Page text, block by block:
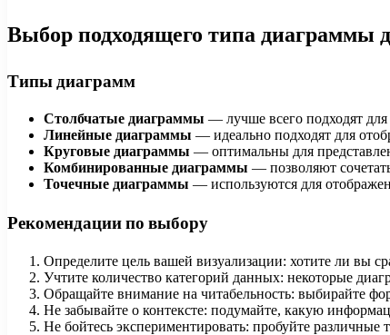
Выбор подходящего типа диаграммы
Типы диаграмм
Столбчатые диаграммы — лучше всего подходят
Линейные диаграммы — идеально подходят для
Круговые диаграммы — оптимальны для
Комбинированные диаграммы — позволяют
Точечные диаграммы — используются для
Рекомендации по выбору
Определите цель вашей визуализации: хотите ли вы
Учтите количество категорий данных: некоторые
Обращайте внимание на читабельность: выбирайте
Не забывайте о контексте: подумайте, какую
Не бойтесь экспериментировать: пробуйте